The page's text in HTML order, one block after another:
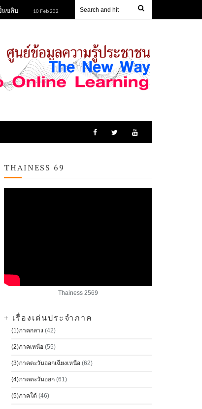
10 Feb 2023 ข้าวหลามยายนิยม 10 Feb 2023
THAINESS 69
Thainess 2569
+ เรื่องเด่นประจำภาค
(1)ภาคกลาง (42)
(2)ภาคเหนือ (55)
(3)ภาคตะวันออกเฉียงเหนือ (62)
(4)ภาคตะวันออก (61)
(5)ภาคใต้ (46)